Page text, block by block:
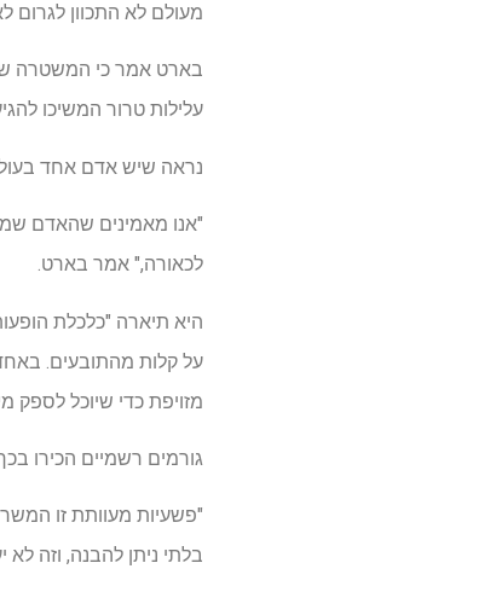
מעולם לא התכוון לגרום
בארט אמר כי המשטרה
עלילות טרור המשיכו
נראה שיש אדם אחד
"אנו מאמינים שהאדם
לכאורה," אמר בארט.
היא תיארה "כלכלת
על קלות מהתובעים.
מזויפת כדי שיוכל
גורמים רשמיים הכירו
"פשעיות מעוותת זו
בלתי ניתן להבנה, וזה